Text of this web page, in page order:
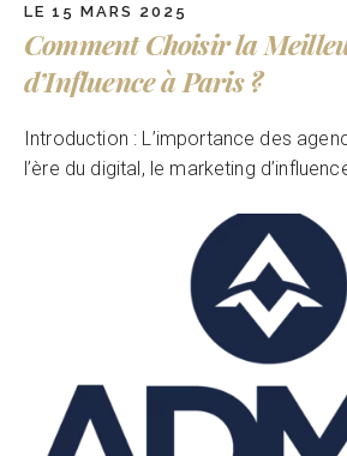
LE 15 MARS 2025
Comment Choisir la
d’Influence à Paris ?
Introduction : L’importance des
l’ère du digital, le marketing